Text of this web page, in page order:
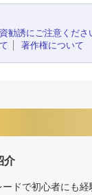
勧誘にご注意くださ
著作権について
介
ドで初心者にも